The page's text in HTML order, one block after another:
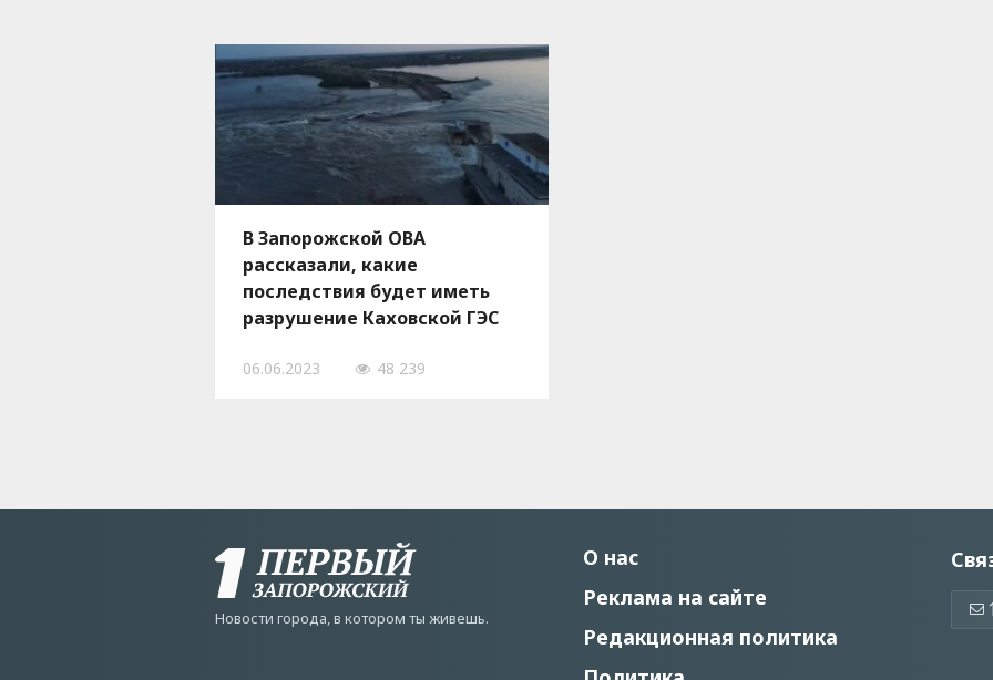
В Запорожской ОВА
рассказали, какие
последствия будет иметь
разрушение Каховской ГЭС
06.06.2023 48 239
Новости города, в котором ты живешь.
О нас
Реклама на сайте
Редакционная политика